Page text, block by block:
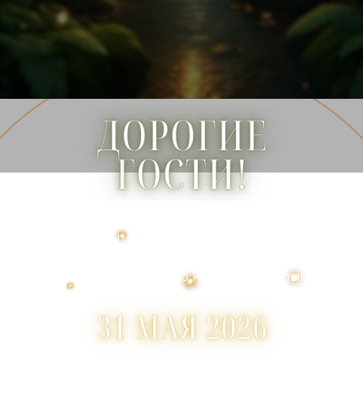
особенным, поэтому приглашаем Вас
посвященное дню нашей свадьбы!